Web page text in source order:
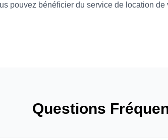
pouvez bénéficier du service de location
Questions